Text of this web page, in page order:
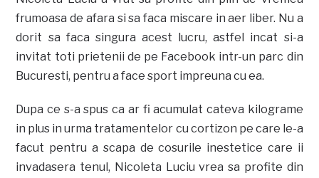
frumoasa de afara si sa faca miscare in aer liber. Nu a
dorit sa faca singura acest lucru, astfel incat si-a
invitat toti prietenii de pe Facebook intr-un parc din
Bucuresti, pentru a face sport impreuna cu ea.
Dupa ce s-a spus ca ar fi acumulat cateva kilograme
in plus in urma tratamentelor cu cortizon pe care le-a
facut pentru a scapa de cosurile inestetice care ii
invadasera tenul, Nicoleta Luciu vrea sa profite din